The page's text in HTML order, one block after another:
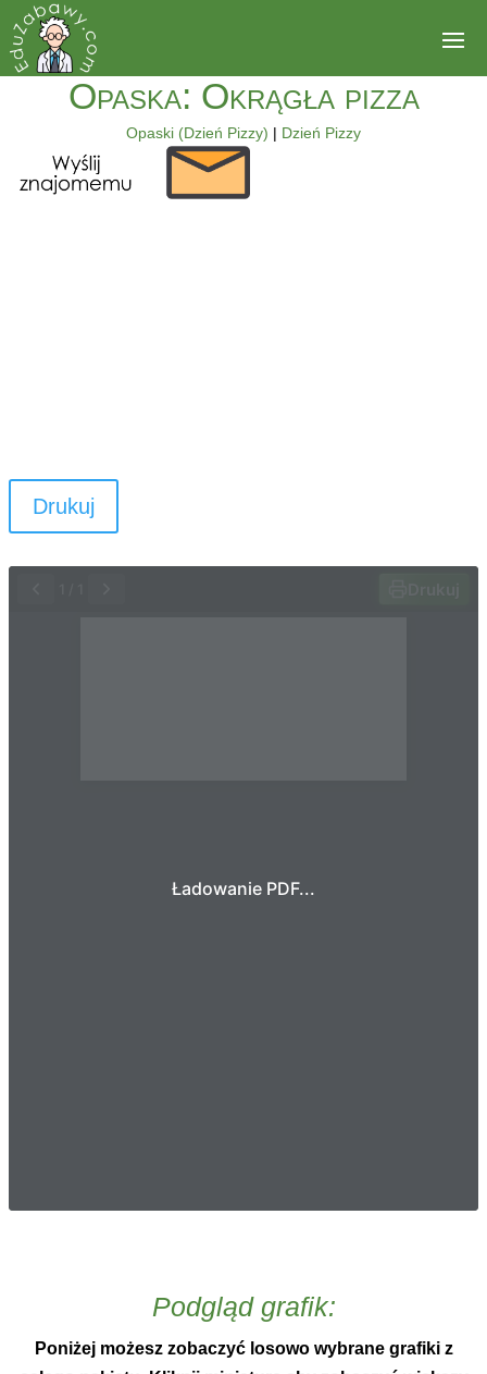
Opaska: Okrągła pizza
Opaski (Dzień Pizzy) | Dzień Pizzy
Drukuj
Ładowanie PDF...
Podgląd grafik:
Poniżej możesz zobaczyć losowo wybrane grafiki z